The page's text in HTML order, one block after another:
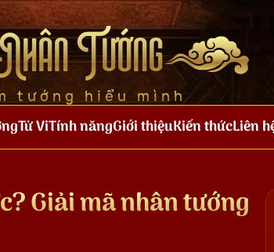
Tướng
tướng hiểu mình
Tử ViTính năngGiới thiệuKiến thứcLiên
Giải mã nhân tướng